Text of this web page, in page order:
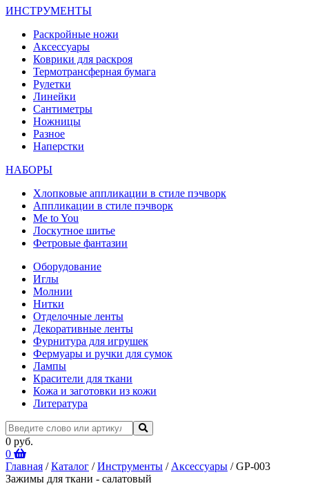
ИНСТРУМЕНТЫ
Раскройные ножи
Аксессуары
Коврики для раскроя
Термотрансферная бумага
Рулетки
Линейки
Сантиметры
Ножницы
Разное
Наперстки
НАБОРЫ
Хлопковые аппликации в стиле пэчворк
Аппликации в стиле пэчворк
Me to You
Лоскутное шитье
Фетровые фантазии
Оборудование
Иглы
Молнии
Нитки
Отделочные ленты
Декоративные ленты
Фурнитура для игрушек
Фермуары и ручки для сумок
Лампы
Красители для ткани
Кожа и заготовки из кожи
Литература
0 руб.
0
Главная /Каталог /Инструменты / Аксессуары / GP-003
Зажимы для ткани - салатовый